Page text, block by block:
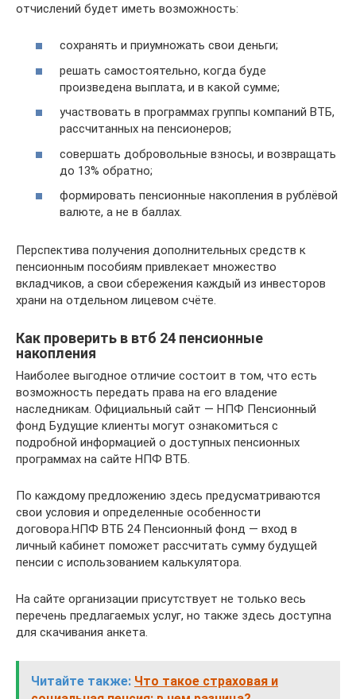
отчислений будет иметь возможность:
сохранять и приумножать свои деньги;
решать самостоятельно, когда буде
произведена выплата, и в какой сумме;
участвовать в программах группы компаний ВТБ,
рассчитанных на пенсионеров;
совершать добровольные взносы, и возвращать
до 13% обратно;
формировать пенсионные накопления в рублёвой
валюте, а не в баллах.
Перспектива получения дополнительных средств к
пенсионным пособиям привлекает множество
вкладчиков, а свои сбережения каждый из инвесторов
храни на отдельном лицевом счёте.
Как проверить в втб 24 пенсионные
накопления
Наиболее выгодное отличие состоит в том, что есть
возможность передать права на его владение
наследникам. Официальный сайт — НПФ Пенсионный
фонд Будущие клиенты могут ознакомиться с
подробной информацией о доступных пенсионных
программах на сайте НПФ ВТБ.
По каждому предложению здесь предусматриваются
свои условия и определенные особенности
договора.НПФ ВТБ 24 Пенсионный фонд — вход в
личный кабинет поможет рассчитать сумму будущей
пенсии с использованием калькулятора.
На сайте организации присутствует не только весь
перечень предлагаемых услуг, но также здесь доступна
для скачивания анкета.
Читайте также: Что такое страховая и